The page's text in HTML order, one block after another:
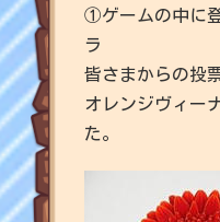
①ゲームの中に
ラ
皆さまからの投
オレンジヴィー
た。